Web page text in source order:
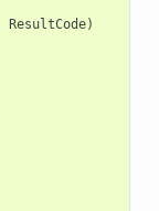
ResultCode)